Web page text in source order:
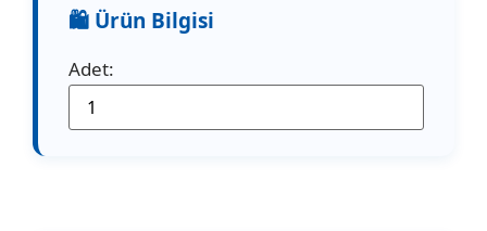
Adet: